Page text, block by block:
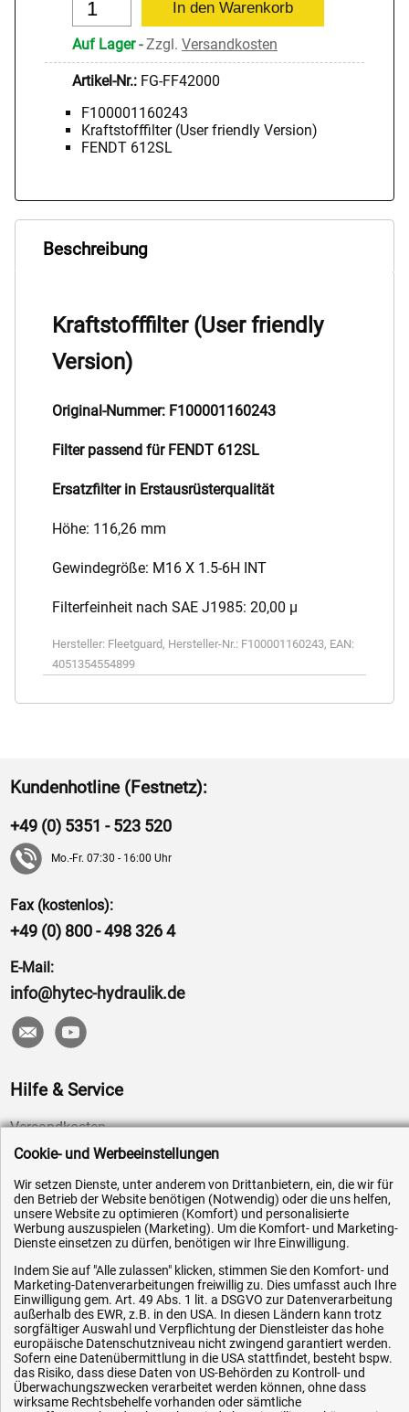
Auf Lager-Zzgl. Versandkosten
Artikel-Nr.: FG-FF42000
F100001160243
Kraftstofffilter (User friendly Version)
FENDT 612SL
Beschreibung
Kraftstofffilter (User friendly
Version)
Original-Nummer: F100001160243
Filter passend für FENDT 612SL
Ersatzfilter in Erstausrüsterqualität
Höhe: 116,26 mm
Gewindegröße: M16 X 1.5-6H INT
Filterfeinheit nach SAE J1985: 20,00 µ
Hersteller: Fleetguard , Hersteller-Nr.: F100001160243, EAN:
4051354554899
Kundenhotline (Festnetz):
+49 (0) 5351 - 523 520
Mo.-Fr. 07:30 - 16:00 Uhr
Fax (kostenlos):
+49 (0) 800 - 498 326 4
E-Mail:
info@hytec-hydraulik.de
Hilfe & Service
Versandkosten
Zahlungsarten
Service
AGB / Widerrufsrecht
Datenschutz
Karriere
OEM-Ersatzteile
Technik-Hilfe
Downloads
Kontakt
Cookie- und Werbeeinstellungen
Wir setzen Dienste, unter anderem von Drittanbietern, ein, die wir für
den Betrieb der Website benötigen (Notwendig) oder die uns helfen,
unsere Website zu optimieren (Komfort) und personalisierte
Werbung auszuspielen (Marketing). Um die Komfort- und Marketing-
Dienste einsetzen zu dürfen, benötigen wir Ihre Einwilligung.
Indem Sie auf "Alle zulassen" klicken, stimmen Sie den Komfort- und
Marketing-Datenverarbeitungen freiwillig zu. Dies umfasst auch Ihre
Einwilligung gem. Art. 49 Abs. 1 lit. a DSGVO zur Datenverarbeitung
außerhalb des EWR, z.B. in den USA. In diesen Ländern kann trotz
sorgfältiger Auswahl und Verpflichtung der Dienstleister das hohe
europäische Datenschutzniveau nicht zwingend garantiert werden.
Sofern eine Datenübermittlung in die USA stattfindet, besteht bspw.
das Risiko, dass diese Daten von US-Behörden zu Kontroll- und
Überwachungszwecken verarbeitet werden können, ohne dass
wirksame Rechtsbehelfe vorhanden oder sämtliche